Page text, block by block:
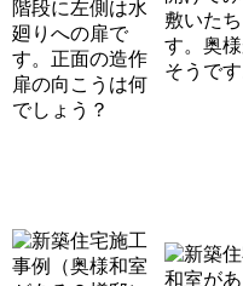
階段に左側は水
廻りへの扉で
す。正面の造作
扉の向こうは何
でしょう？
敷いた
す。奥
そうです